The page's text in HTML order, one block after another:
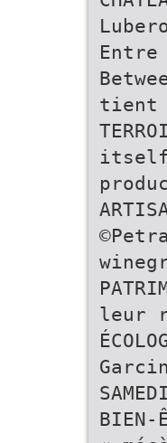
tient
leur
SAMEDI
BIEN-